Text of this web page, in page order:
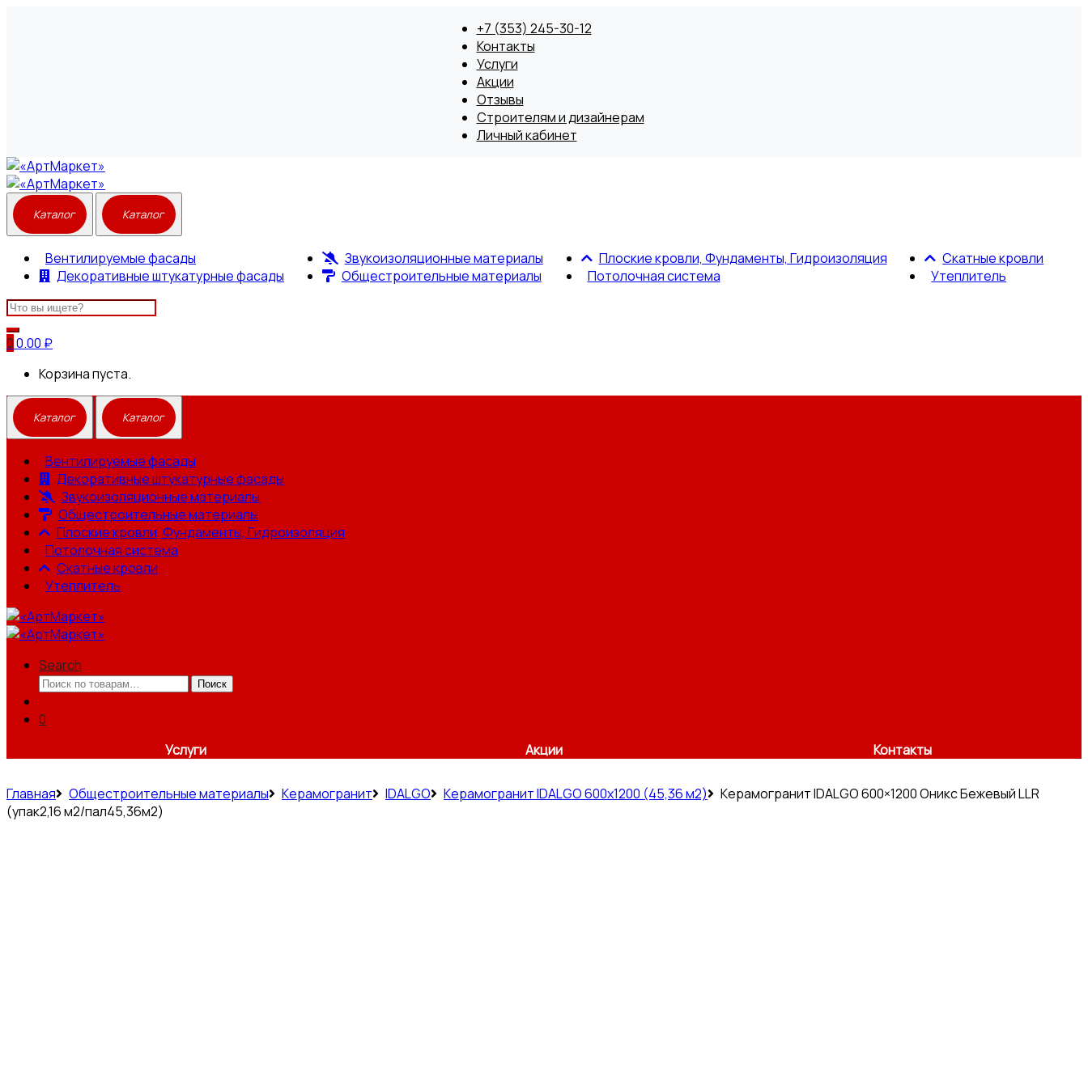
Вентилируемые фасады
Декоративные штукатурные фасады
Звукоизоляционные материалы
Общестроительные материалы
Плоские кровли, Фундаменты, Гидроизоляция
Потолочная система
Скатные кровли
Утеплитель
Search
for:
00.00 ₽
Корзина пуста.
+7 (353) 245-30-12
Контакты
Услуги
Акции
Отзывы
Строителям и дизайнерам
Личный кабинет
Вентилируемые фасады
Декоративные штукатурные фасады
Звукоизоляционные материалы
Общестроительные материалы
Плоские кровли, Фундаменты, Гидроизоляция
Потолочная система
Скатные кровли
Утеплитель
Search
Искать:
Поиск
0
Услуги
Акции Контакты
Главная Общестроительные материалы Керамогранит IDALGO Керамогранит IDALGO 600x1200 (45,36 м2)
Керамогранит IDALGO 600×1200 Оникс Бежевый LLR
(упак2,16 м2/пал45,36м2)